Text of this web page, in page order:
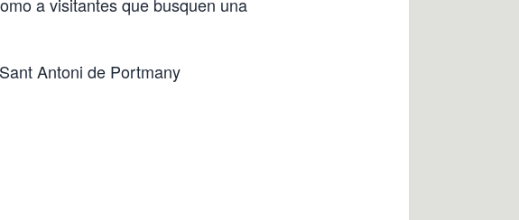
Antoni de Portmany